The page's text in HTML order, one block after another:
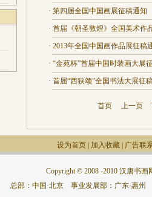
· 第四届全国中国画展征稿通知
· 首届《朝圣敦煌》全国美术作
· 2013年全国中国画作品展征稿
· “金苑杯”首届中国时装画大展
· 首届“西狭颂”全国书法大展征
首页 上一页
设为首页 加入收藏 广告联
Copyright © 2008 -2010 汉唐书画
总部：中国·北京 事业发展部：广东·惠州